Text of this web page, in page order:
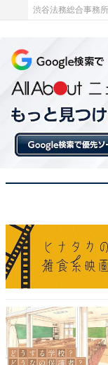
渋谷法務総合事務所